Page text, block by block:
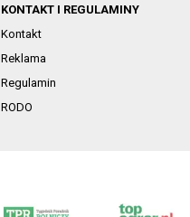
KONTAKT I REGULAMINY
Kontakt
Reklama
Regulamin
RODO